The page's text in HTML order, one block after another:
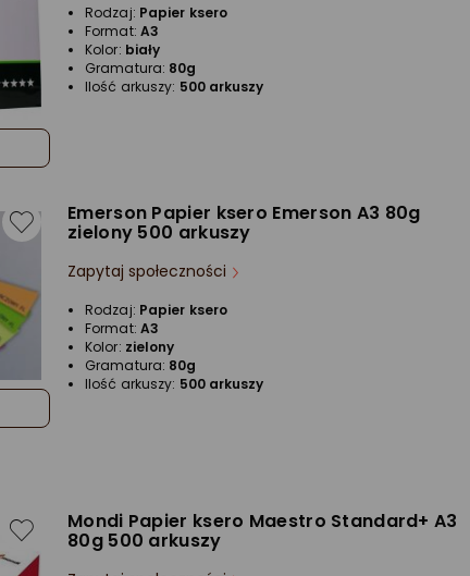
Rodzaj: Papier ksero
Format: A3
Kolor: biały
Gramatura: 80g
Ilość arkuszy: 500 arkuszy
Emerson Papier ksero Emerson A3 80g
zielony 500 arkuszy
Zapytaj społeczności
Rodzaj: Papier ksero
Format: A3
Kolor: zielony
Gramatura: 80g
Ilość arkuszy: 500 arkuszy
Mondi Papier ksero Maestro Standard+ A3
80g 500 arkuszy